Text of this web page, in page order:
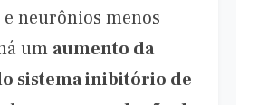
neurônios menos
um aumento da
sistema inibitório de